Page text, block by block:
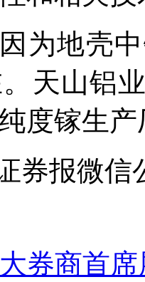
为地壳
天山铝
度镓生
券报微信
券商首